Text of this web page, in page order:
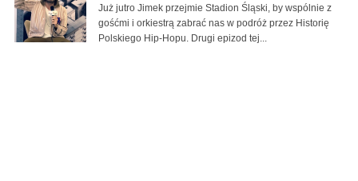
Już jutro Jimek przejmie Stadion Śląski, by wspólnie z
gośćmi i orkiestrą zabrać nas w podróż przez Historię
Polskiego Hip-Hopu. Drugi epizod tej...